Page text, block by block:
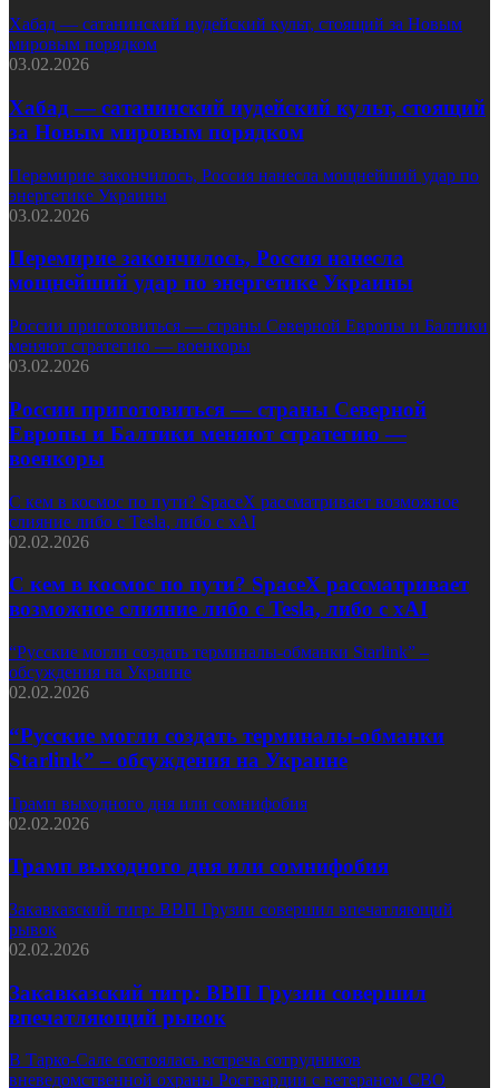
Хабад — сатанинский иудейский культ, стоящий за Новым
мировым порядком
03.02.2026
Хабад — сатанинский иудейский культ, стоящий
за Новым мировым порядком
Перемирие закончилось, Россия нанесла мощнейший удар по
энергетике Украины
03.02.2026
Перемирие закончилось, Россия нанесла
мощнейший удар по энергетике Украины
России приготовиться — страны Северной Европы и Балтики
меняют стратегию — военкоры
03.02.2026
России приготовиться — страны Северной
Европы и Балтики меняют стратегию —
военкоры
С кем в космос по пути? SpaceX рассматривает возможное
слияние либо с Tesla, либо с xAI
02.02.2026
С кем в космос по пути? SpaceX рассматривает
возможное слияние либо с Tesla, либо с xAI
“Русские могли создать терминалы-обманки Starlink” –
обсуждения на Украине
02.02.2026
“Русские могли создать терминалы-обманки
Starlink” – обсуждения на Украине
Трамп выходного дня или сомнифобия
02.02.2026
Трамп выходного дня или сомнифобия
Закавказский тигр: ВВП Грузии совершил впечатляющий
рывок
02.02.2026
Закавказский тигр: ВВП Грузии совершил
впечатляющий рывок
В Тарко-Сале состоялась встреча сотрудников
вневедомственной охраны Росгвардии с ветераном СВО